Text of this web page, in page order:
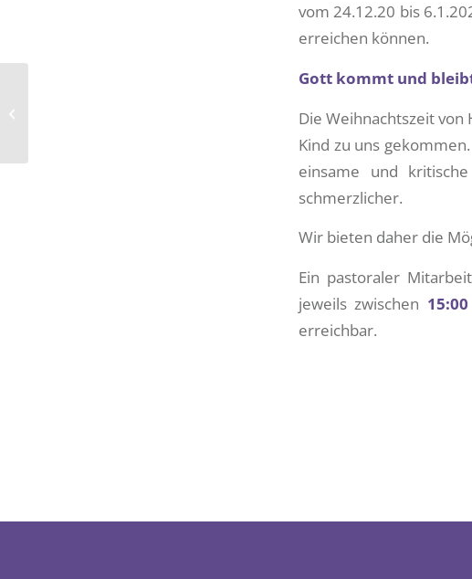
vom 24.12.20 bis
erreichen können.
Gott kommt und
Die Weihnachtszeit
Kind zu uns
einsame und
schmerzlicher.
Wir bieten daher die
Ein pastoraler
jeweils zwischen
erreichbar.